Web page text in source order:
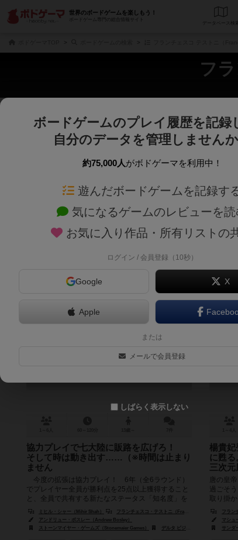
世界のボードゲームを楽しもう！
ボードゲーム専門の総合情報サイト
デー
フ
じっくり表示
商品名、商品説明文、デザイナー名、テーマ名、メカニクス名を対象
ゲームデザイナー名
ゲームデザイナー
対象年齢を指定します。 世界観
テーマ
ワイナリーの四季：ザ・ワールド
Viticulture World: Cooperative Expansion
協力プレイで七大陸に販路を広げろ！
そして時は動き出す……（※時間は止まり
ません
今度の拡張は協力プレイ！ 6年（全6ラウンド）
でプレイヤー全員が勝利点を25点以上獲得すること
と、全員で共有する新たなステータス「知名度」を
10点まで上げることが目的となり...
ミヒル・シャー（Mihir Shah）
フランチェスコ・テストニ（Francesco Testini）
アンドリュー・ボスレー（Andrew Bosley）
ストーンマイヤー・ゲームズ（Stonemaier Games）
デルタ ビジョン パブリッシング（Delta Vision Publishing）
楊貴妃
に甦
三次元
唐の皇
過ごそ
取り掛
家達のフラン
マシュ
サンダ
ボードゲームのプレイ履歴を記録
自分のデータを管理しません
約75,000人がボドゲーマを利用中！
遊んだボードゲームを記録す
気になるゲームのレビューを読
お気に入り作品・所有リストの
ログイン / 会員登録（10秒）
Google X
Apple
または
メールで会員登録
しばらく表示しない